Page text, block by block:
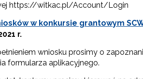
grantowy"
https://witkac.pl/Account/Login
w konkursie grantowym
r.
wniosku prosimy o
formularza aplikacyjnego.